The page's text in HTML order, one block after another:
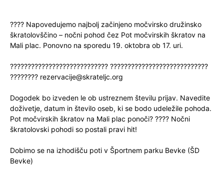
???? Napovedujemo najbolj začinjeno močvirsko družinsko
škratolovščino – nočni pohod čez Pot močvirskih škratov na
Mali plac. Ponovno na sporedu 19. oktobra ob 17. uri.
???????????????????????????? ????????????????????????????
???????? rezervacije@skrateljc.org
Dogodek bo izveden le ob ustreznem številu prijav. Navedite
doživetje, datum in število oseb, ki se bodo udeležile pohoda.
Pot močvirskih škratov na Mali plac ponoči? ???? Nočni
škratolovski pohodi so postali pravi hit!
Dobimo se na izhodišču poti v Športnem parku Bevke (ŠD
Bevke)